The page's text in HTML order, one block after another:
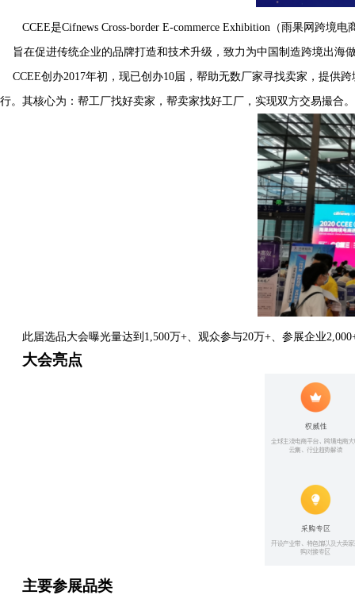
CCEE是Cifnews Cross-border E-commerce Exhibition（雨果网跨境
旨在促进传统企业的品牌打造和技术升级，致力为中国制造跨境出海
CCEE创办2017年初，现已创办10届，帮助无数厂家寻找卖家，提供
行。其核心为：帮工厂找好卖家，帮卖家找好工厂，实现双方交易撮合。
此届选品大会曝光量达到1,500万+、观众参与20万+、参展企业
大会亮点
主要参展品类